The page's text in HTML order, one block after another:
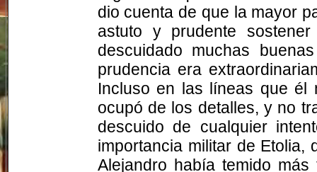
dio cuenta de que la mayor
astuto y prudente
descuidado muchas
prudencia era
Incluso en las líneas que él
ocupó de los detalles, y no
descuido de cualquier
importancia militar de
Alejandro había temido